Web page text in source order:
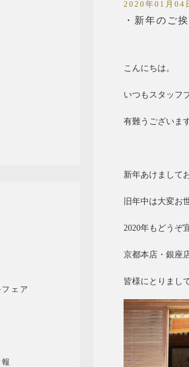
2020年01月04
・新年のご挨
こんにちは。
いつもスタッフ
有難うございます
新年あけまして
旧年中は大変お
2020年もどうぞ
京都本店・銀座
皆様にとりまし
ェア